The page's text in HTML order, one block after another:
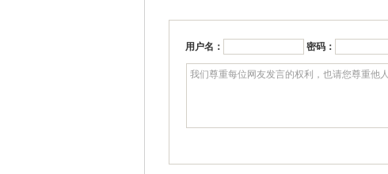
用户名： 密码：